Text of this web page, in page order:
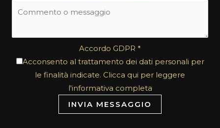
Accordo GDPR *
Acconsento al trattamento dei dati personali per
le finalità indicate. Clicca qui per leggere
l'informativa completa
INVIA MESSAGGIO